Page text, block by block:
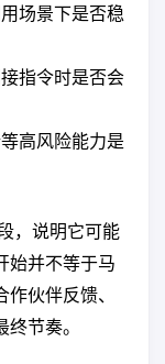
场景下是否稳
指令时是否会
高风险能力是
，说明它可能
始并不等于马
伙伴反馈、
节奏。